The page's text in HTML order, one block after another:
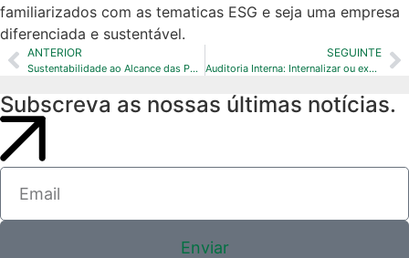
familiarizados com as tematicas ESG e seja uma empresa
diferenciada e sustentável.
ANTERIOR
Sustentabilidade ao Alcance das PME: A Relevância da VSME
SEGUINTE
Auditoria Interna: Internalizar ou explorar o seu Outsourcing?
Subscreva as nossas últimas notícias.
Enviar